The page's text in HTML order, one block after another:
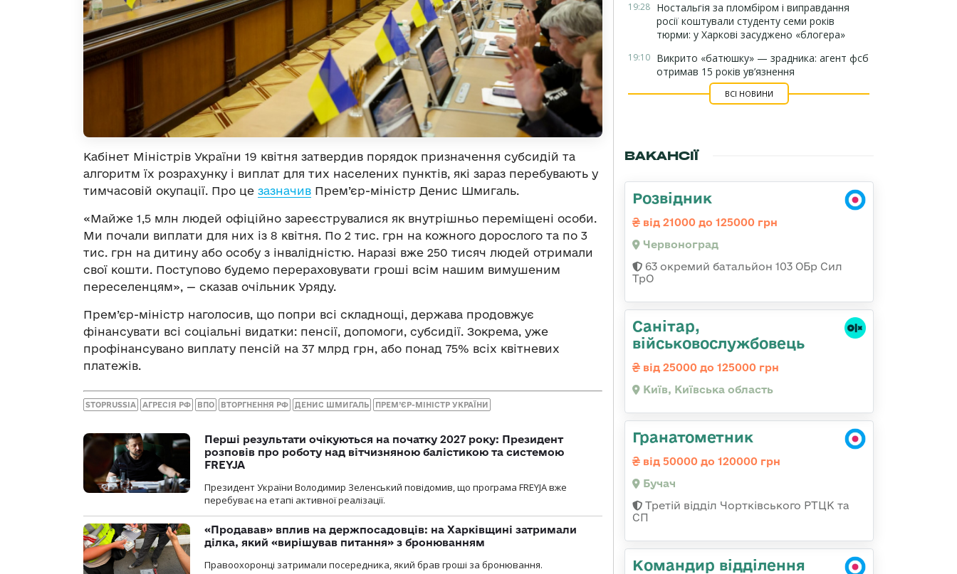
Кабінет Міністрів України 19 квітня затвердив порядок призначення субсидій та
алгоритм їх розрахунку і виплат для тих населених пунктів, які зараз перебувають у
тимчасовій окупації. Про це зазначив Прем’єр-міністр Денис Шмигаль.
«Майже 1,5 млн людей офіційно зареєструвалися як внутрішньо переміщені особи.
Ми почали виплати для них із 8 квітня. По 2 тис. грн на кожного дорослого та по 3
тис. грн на дитину або особу з інвалідністю. Наразі вже 250 тисяч людей отримали
свої кошти. Поступово будемо перераховувати гроші всім нашим вимушеним
переселенцям», — сказав очільник Уряду.
Прем’єр-міністр наголосив, що попри всі складнощі, держава продовжує
фінансувати всі соціальні видатки: пенсії, допомоги, субсидії. Зокрема, уже
профінансувано виплату пенсій на 37 млрд грн, або понад 75% всіх квітневих
платежів.
STOPRUSSIA АГРЕСІЯ РФ ВПО ВТОРГНЕННЯ РФ ДЕНИС ШМИГАЛЬ ПРЕМ’ЄР-МІНІСТР УКРАЇНИ
Перші результати очікуються на початку 2027 року: Президент
розповів про роботу над вітчизняною балістикою та системою
FREYJA
Президент України Володимир Зеленський повідомив, що програма FREYJA вже
перебуває на етапі активної реалізації.
«Продавав» вплив на держпосадовців: на Харківщині затримали
ділка, який «вирішував питання» з бронюванням
Правоохоронці затримали посередника, який брав гроші за бронювання.
19:28 Ностальгія за пломбіром і виправдання
росії коштували студенту семи років
тюрми: у Харкові засуджено «блогера»
19:10 Викрито «батюшку» — зрадника: агент фсб
отримав 15 років ув’язнення
ВСІ НОВИНИ
ВАКАНСІЇ
Розвідник
від 21000 до 125000 грн
Червоноград
63 окремий батальйон 103 ОБр Сил
ТрО
Санітаp,
військовослужбовець
від 25000 до 125000 грн
Київ, Київська область
Гранатометник
від 50000 до 120000 грн
Бучач
Третій відділ Чортківського РТЦК та
СП
Командир відділення